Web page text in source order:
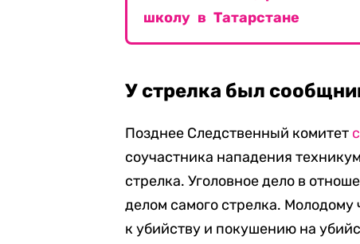
школу в Татарстане
У стрелка был
Позднее Следственный комитет
соучастника нападения
стрелка. Уголовное дело в
делом самого стрелка.
к убийству и покушению на